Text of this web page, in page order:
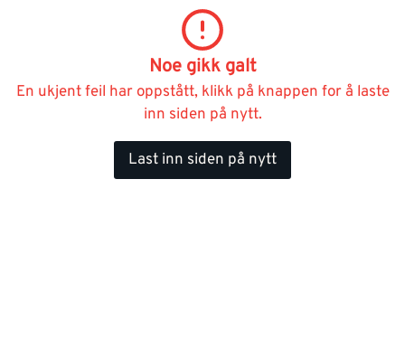
Noe gikk galt
En ukjent feil har oppstått, klikk på knappen for å laste
inn siden på nytt.
Last inn siden på nytt